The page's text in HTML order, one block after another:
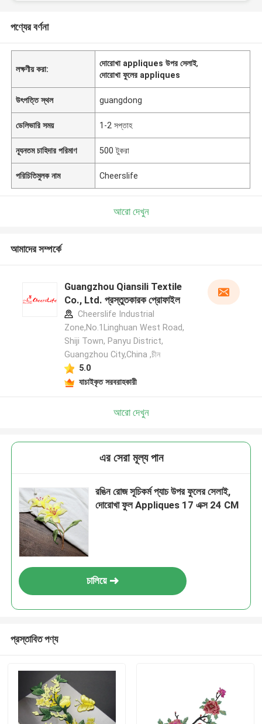
পণ্যের বর্ণনা
লক্ষণীয় করা:
দোরোখা appliques উপর সেলাই,
দোরোখা ফুলের appliques
উৎপত্তি স্থল guangdong
ডেলিভারি সময় 1-2 সপ্তাহ
ন্যূনতম চাহিদার পরিমাণ 500 টুকরা
পরিচিতিমুলক নাম Cheerslife
আরো দেখুন
আমাদের সম্পর্কে
Guangzhou Qiansili Textile
Co., Ltd. প্রস্তুতকারক প্রোফাইল
Cheerslife Industrial
Zone,No.1Linghuan West Road,
Shiji Town, Panyu District,
Guangzhou City,China ,চীন
5.0
যাচাইকৃত সরবরাহকারী
আরো দেখুন
এর সেরা মূল্য পান
রঙিন রোজ সূচিকর্ম প্যাচ উপর ফুলের সেলাই,
দোরোখা ফুল Appliques 17 এক্স 24 CM
চালিয়ে
প্রস্তাবিত পণ্য